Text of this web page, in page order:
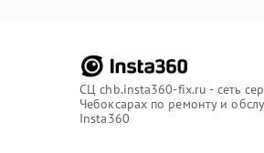
СЦ chb.insta360-fix.ru - сеть
Чебоксарах по ремонту и
Insta360